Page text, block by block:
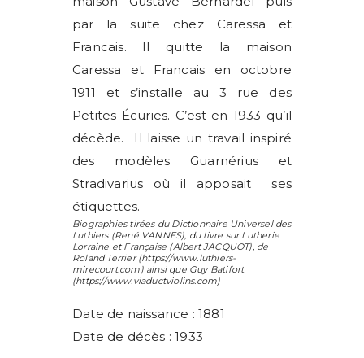
par la suite chez Caressa et
Francais. Il quitte la maison
Caressa et Francais en octobre
1911 et s’installe au 3 rue des
Petites Écuries. C’est en 1933 qu’il
décède. Il laisse un travail inspiré
des modèles Guarnérius et
Stradivarius où il apposait ses
étiquettes.
Biographies tirées du Dictionnaire Universel des
Luthiers (René VANNES), du livre sur Lutherie
Lorraine et Française (Albert JACQUOT), de
Roland Terrier(https://www.luthiers-
mirecourt.com) ainsi que Guy Batifort
(https://www.viaductviolins.com)
Date de naissance : 1881
Date de décès : 1933